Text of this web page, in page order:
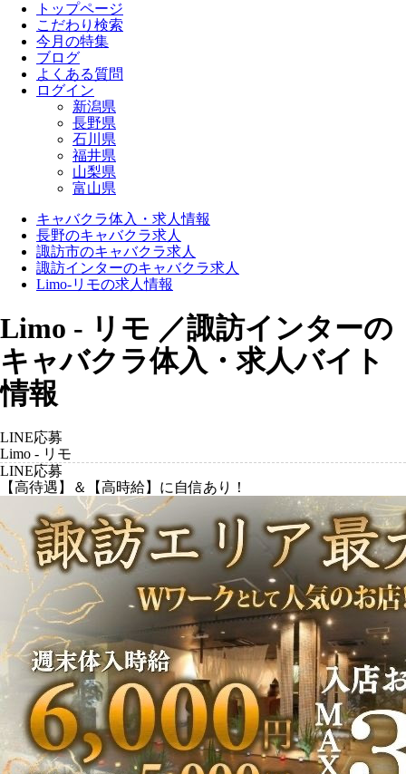
トップページ
こだわり検索
今月の特集
ブログ
よくある質問
ログイン
新潟県
長野県
石川県
福井県
山梨県
富山県
キャバクラ体入・求人情報
長野のキャバクラ求人
諏訪市のキャバクラ求人
諏訪インターのキャバクラ求人
Limo-リモの求人情報
Limo - リモ ／諏訪インターの
キャバクラ体入・求人バイト
情報
LINE応募
Limo - リモ
LINE応募
【高待遇】＆【高時給】に自信あり！